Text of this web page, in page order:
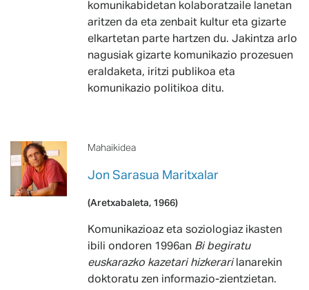
komunikabidetan kolaboratzaile lanetan
aritzen da eta zenbait kultur eta gizarte
elkartetan parte hartzen du. Jakintza arlo
nagusiak gizarte komunikazio prozesuen
eraldaketa, iritzi publikoa eta
komunikazio politikoa ditu.
Mahaikidea
Jon Sarasua Maritxalar
(Aretxabaleta, 1966)
Komunikazioaz eta soziologiaz ikasten
ibili ondoren 1996an Bi begiratu
euskarazko kazetari hizkerarilanarekin
doktoratu zen informazio-zientzietan.